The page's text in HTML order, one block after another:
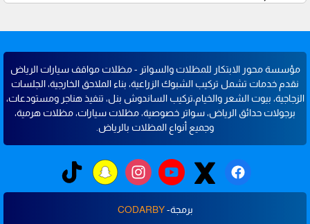
مؤسسة محور الابتكار للمظلات والسواتر - مظلات مواقف سيارات الرياض
نقدم خدمات تشمل تركيب الشبوك الزراعية، بناء الملاحق الخارجية، الجلسات
الزجاجية، بيوت الشعر والخيام،تركيب الساندوش بنل، تنفيذ هناجر ومستودعات،
برجولات حدائق الرياض، سواتر خصوصية، مظلات سيارات، مظلات هرمية،
وجميع أنواع المظلات بالرياض.
برمجة-CODARBY